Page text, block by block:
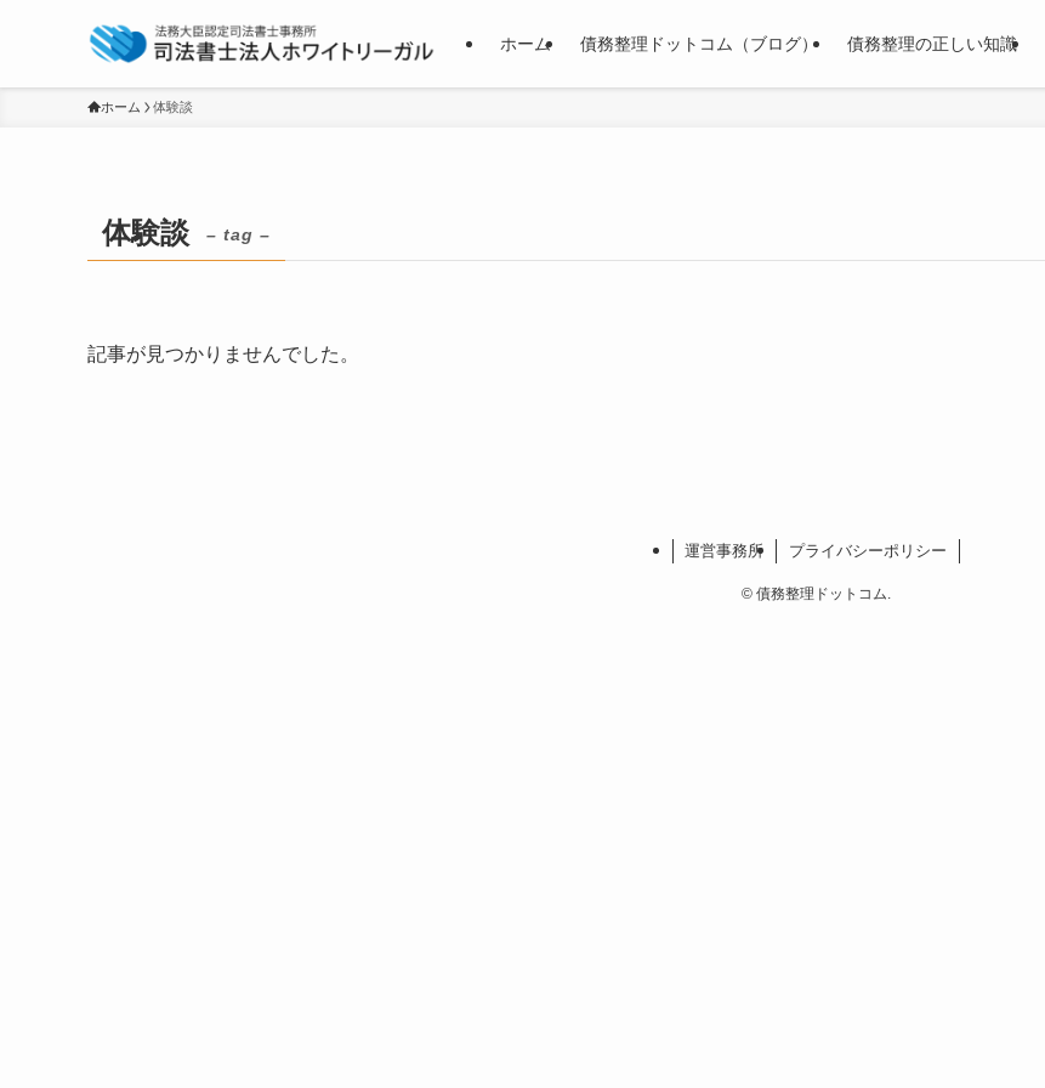
ホーム 債務整理ドットコム（ブログ） 債務整理の正しい知識
ホーム 体験談
体験談 – tag –
記事が見つかりませんでした。
運営事務所 プライバシーポリシー
©債務整理ドットコム.